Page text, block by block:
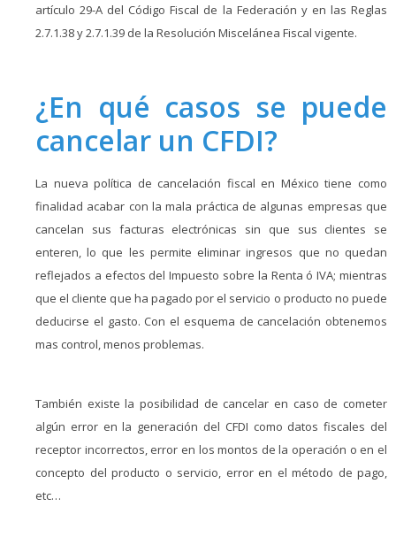
artículo 29-A del Código Fiscal de la Federación y en las Reglas
2.7.1.38 y 2.7.1.39 de la Resolución Miscelánea Fiscal vigente.
¿En qué casos se puede
cancelar un CFDI?
La nueva política de cancelación fiscal en México tiene como
finalidad acabar con la mala práctica de algunas empresas que
cancelan sus facturas electrónicas sin que sus clientes se
enteren, lo que les permite eliminar ingresos que no quedan
reflejados a efectos del Impuesto sobre la Renta ó IVA; mientras
que el cliente que ha pagado por el servicio o producto no puede
deducirse el gasto. Con el esquema de cancelación obtenemos
mas control, menos problemas.
También existe la posibilidad de cancelar en caso de cometer
algún error en la generación del CFDI como datos fiscales del
receptor incorrectos, error en los montos de la operación o en el
concepto del producto o servicio, error en el método de pago,
etc…